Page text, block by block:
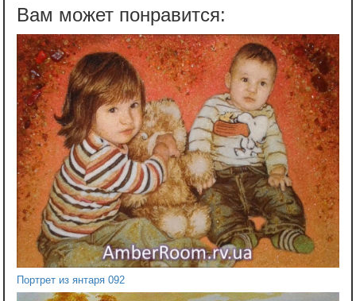
Портрет из янтаря 092